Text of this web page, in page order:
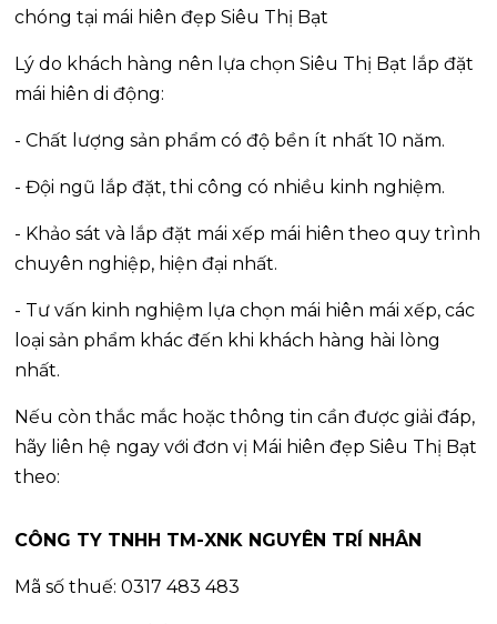
chóng tại mái hiên đẹp Siêu Thị Bạt
Lý do khách hàng nên lựa chọn Siêu Thị Bạt lắp đặt
mái hiên di động:
- Chất lượng sản phẩm có độ bền ít nhất 10 năm.
- Đội ngũ lắp đặt, thi công có nhiều kinh nghiệm.
- Khảo sát và lắp đặt mái xếp mái hiên theo quy trình
chuyên nghiệp, hiện đại nhất.
- Tư vấn kinh nghiệm lựa chọn mái hiên mái xếp, các
loại sản phẩm khác đến khi khách hàng hài lòng
nhất.
Nếu còn thắc mắc hoặc thông tin cần được giải đáp,
hãy liên hệ ngay với đơn vị Mái hiên đẹp Siêu Thị Bạt
theo:
CÔNG TY TNHH TM-XNK NGUYÊN TRÍ NHÂN
Mã số thuế: 0317 483 483